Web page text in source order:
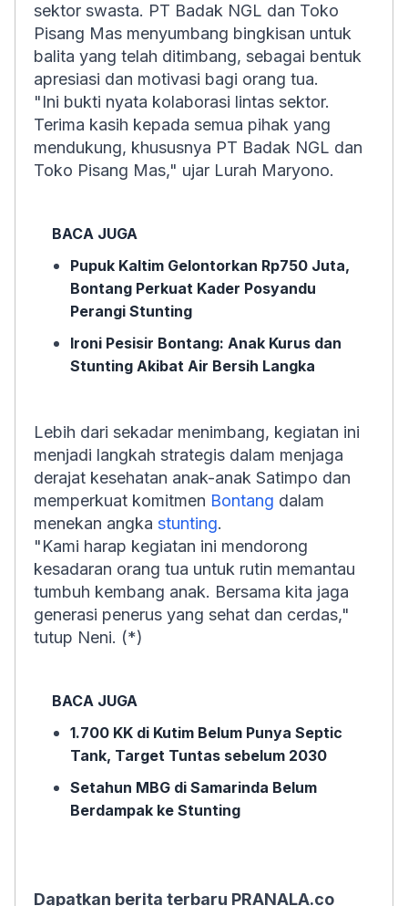
sektor swasta. PT Badak NGL dan Toko
Pisang Mas menyumbang bingkisan untuk
balita yang telah ditimbang, sebagai bentuk
apresiasi dan motivasi bagi orang tua.
"Ini bukti nyata kolaborasi lintas sektor.
Terima kasih kepada semua pihak yang
mendukung, khususnya PT Badak NGL dan
Toko Pisang Mas," ujar Lurah Maryono.
BACA JUGA
Pupuk Kaltim Gelontorkan Rp750 Juta,
Bontang Perkuat Kader Posyandu
Perangi Stunting
Ironi Pesisir Bontang: Anak Kurus dan
Stunting Akibat Air Bersih Langka
Lebih dari sekadar menimbang, kegiatan ini
menjadi langkah strategis dalam menjaga
derajat kesehatan anak-anak Satimpo dan
memperkuat komitmen Bontang dalam
menekan angka stunting.
"Kami harap kegiatan ini mendorong
kesadaran orang tua untuk rutin memantau
tumbuh kembang anak. Bersama kita jaga
generasi penerus yang sehat dan cerdas,"
tutup Neni. (*)
BACA JUGA
1.700 KK di Kutim Belum Punya Septic
Tank, Target Tuntas sebelum 2030
Setahun MBG di Samarinda Belum
Berdampak ke Stunting
Dapatkan berita terbaru PRANALA.co